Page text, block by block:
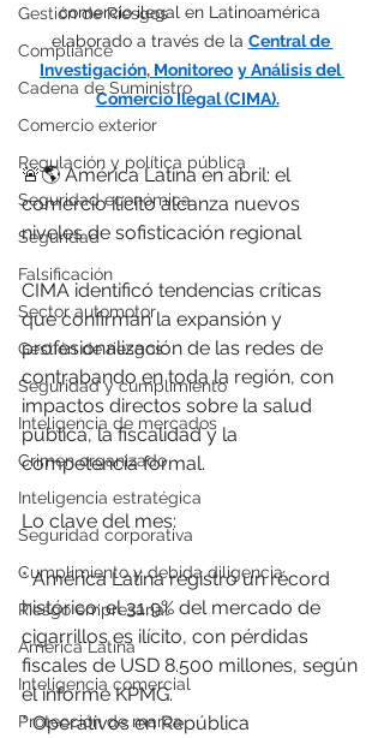
Gestión de Riesgos
Compliance
Cadena de Suministro
Comercio exterior
Regulación y política pública
Seguridad económica
Seguridad
Falsificación
Sector automotor
Gestión de riesgos
Seguridad y cumplimiento
Inteligencia de mercados
Crimen organizado
Inteligencia estratégica
Seguridad corporativa
Cumplimiento y debida diligencia
Riesgo empresarial
América Latina
Inteligencia comercial
Protección de marca
comercio ilegal en Latinoamérica
elaborado a través de la Central de
Investigación, Monitoreo y Análisis del
Comercio Ilegal (CIMA).
🚨🌎 América Latina en abril: el
comercio ilícito alcanza nuevos
niveles de sofisticación regional
CIMA identificó tendencias críticas
que confirman la expansión y
profesionalización de las redes de
contrabando en toda la región, con
impactos directos sobre la salud
pública, la fiscalidad y la
competencia formal.
Lo clave del mes:
* América Latina registró un récord
histórico: el 31,9% del mercado de
cigarrillos es ilícito, con pérdidas
fiscales de USD 8.500 millones, según
el informe KPMG.
* Operativos en República